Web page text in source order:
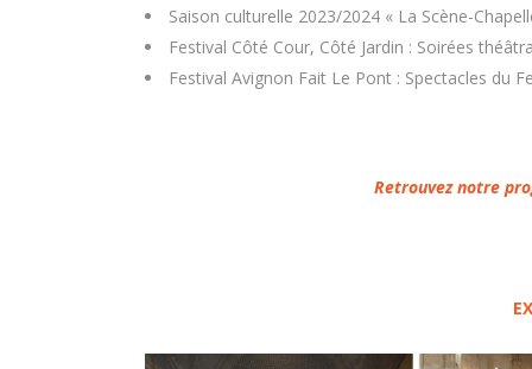
Saison culturelle 2023/2024 « La Scène-
Festival Côté Cour, Côté Jardin : Soirées
Festival Avignon Fait Le Pont : Spectacles du
Retrouvez notre